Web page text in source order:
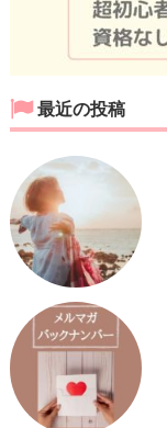
最近の投稿